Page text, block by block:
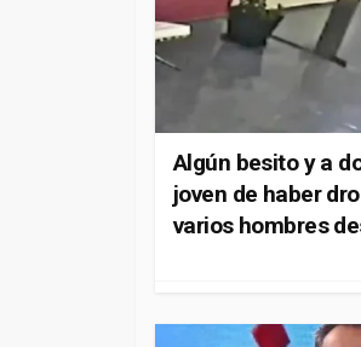
Algún besito y a
joven de haber
varios hombres